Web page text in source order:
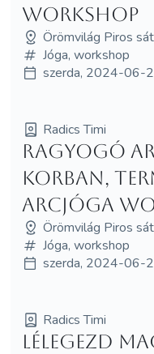
workshop
Örömvilág Piros
Jóga, workshop
szerda, 2024-06-
Radics Timi
Ragyogó
korban,
arcjóga
Örömvilág Piros
Jóga, workshop
szerda, 2024-06-
Radics Timi
Lélegezd